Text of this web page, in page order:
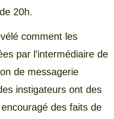
20h.
comment les
par l’intermédiaire de
de messagerie
instigateurs ont des
des faits de